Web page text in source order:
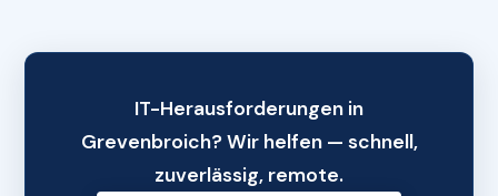
IT-Herausforderungen in
Grevenbroich? Wir helfen — schnell,
zuverlässig, remote.